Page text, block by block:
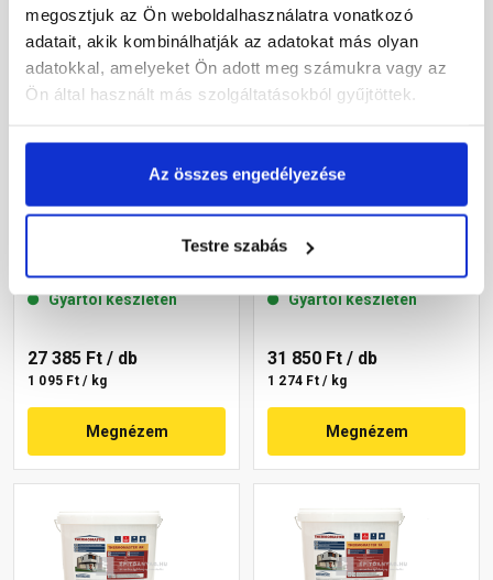
megosztjuk az Ön weboldalhasználatra vonatkozó
adatait, akik kombinálhatják az adatokat más olyan
adatokkal, amelyeket Ön adott meg számukra vagy az
Ön által használt más szolgáltatásokból gyűjtöttek.
Az összes engedélyezése
Testre szabás
Masterplast
gördülőszemcsés 2 mm
16-C 25 kg
Gyártói készleten
27 385 Ft / db
1 095 Ft / kg
Megnézem
Masterplast
Thermomaster akril
vékonyvakolat,
gördülőszemcsés 2 mm
07-C 25 kg
Gyártói készleten
31 850 Ft / db
1 274 Ft / kg
Megnézem